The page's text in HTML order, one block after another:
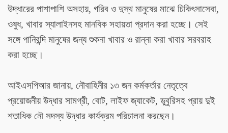
উদ্ধারের পাশাপাশি অসহায়, গরিব ও দুস্থ মানুষের মাঝে চিকিৎসাসেবা,
ওষুধ, খাবার স্যালাইনসহ মানবিক সহায়তা প্রদান করা হচ্ছে। সেই
সঙ্গে পানিবন্দি মানুষের জন্য শুকনা খাবার ও রান্না করা খাবার সরবরাহ
করা হচ্ছে।
আইএসপিআর জানায়, নৌবাহিনীর ১৩ জন কর্মকর্তার নেতৃত্বে
প্রয়োজনীয় উদ্ধার সামগ্রী, বোট, লাইফ জ্যাকেট, ডুবুরিসহ প্রায় দুই
শতাধিক নৌ সদস্য উদ্ধার কার্যক্রম পরিচালনা করছেন।